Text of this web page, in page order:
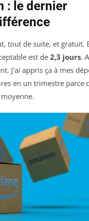
: le dernier
tout de suite, et gratuit.
est de 2,3 jours.
J'ai appris ça à mes
en un trimestre parce